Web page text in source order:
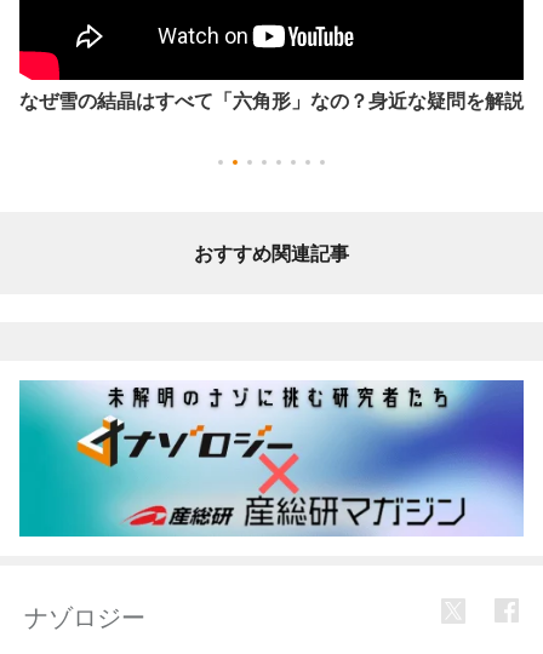
なぜ雪の結晶はすべて「六角形」なの？身近な疑問を解説
おすすめ関連記事
ナゾロジー